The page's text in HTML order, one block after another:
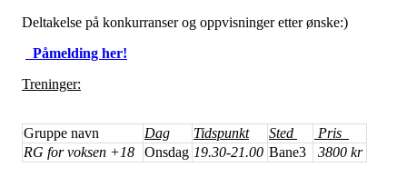
Deltakelse på konkurranser og oppvisninger etter ønske:)
Påmelding her!
Treninger:
Gruppe navn Dag Tidspunkt Sted
Pris
RG for voksen +18
Onsdag 19.30-21.00 Bane3 3800 kr